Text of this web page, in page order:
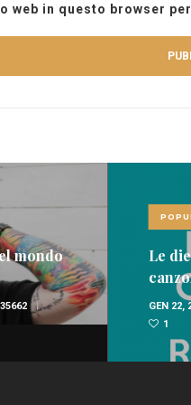
web in questo browser
mondo
35662
Le
GEN 22,
1